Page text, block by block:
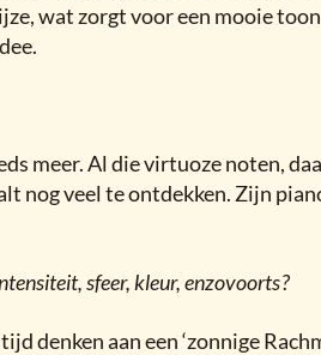
wat zorgt voor een mooie
meer. Al die virtuoze noten,
nog veel te ontdekken. Zijn
sfeer, kleur, enzovoorts?
denken aan een ‘zonnige